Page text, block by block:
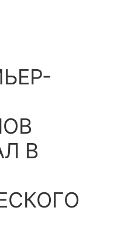
В